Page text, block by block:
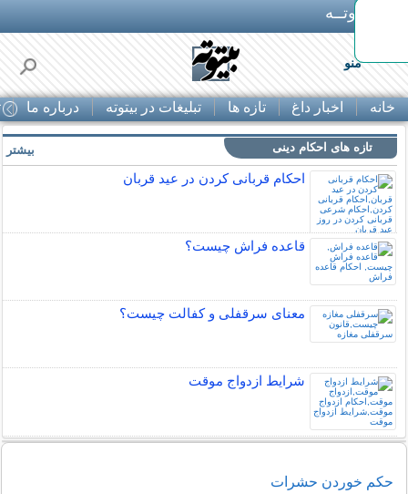
بـیتوتــه
منو
خانه اخبار داغ تازه ها تبلیغات در بیتوته درباره ما
تازه های احکام دینی
احکام قربانی کردن در عید قربان
قاعده فراش چیست؟
معنای سرقفلی و کفالت چیست؟
شرایط ازدواج موقت
بیشتر
حکم خوردن حشرات